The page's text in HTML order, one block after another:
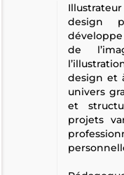
design
de
design et
univers
et
projets